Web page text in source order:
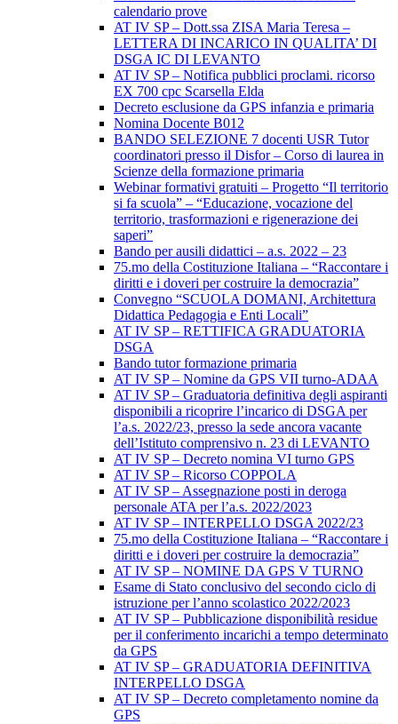
calendario prove
AT IV SP – Dott.ssa ZISA Maria Teresa –
LETTERA DI INCARICO IN QUALITA’ DI
DSGA IC DI LEVANTO
AT IV SP – Notifica pubblici proclami. ricorso
EX 700 cpc Scarsella Elda
Decreto esclusione da GPS infanzia e primaria
Nomina Docente B012
BANDO SELEZIONE 7 docenti USR Tutor
coordinatori presso il Disfor – Corso di laurea in
Scienze della formazione primaria
Webinar formativi gratuiti – Progetto “Il territorio
si fa scuola” – “Educazione, vocazione del
territorio, trasformazioni e rigenerazione dei
saperi”
Bando per ausili didattici – a.s. 2022 – 23
75.mo della Costituzione Italiana – “Raccontare i
diritti e i doveri per costruire la democrazia”
Convegno “SCUOLA DOMANI, Architettura
Didattica Pedagogia e Enti Locali”
AT IV SP – RETTIFICA GRADUATORIA
DSGA
Bando tutor formazione primaria
AT IV SP – Nomine da GPS VII turno-ADAA
AT IV SP – Graduatoria definitiva degli aspiranti
disponibili a ricoprire l’incarico di DSGA per
l’a.s. 2022/23, presso la sede ancora vacante
dell’Istituto comprensivo n. 23 di LEVANTO
AT IV SP – Decreto nomina VI turno GPS
AT IV SP – Ricorso COPPOLA
AT IV SP – Assegnazione posti in deroga
personale ATA per l’a.s. 2022/2023
AT IV SP – INTERPELLO DSGA 2022/23
75.mo della Costituzione Italiana – “Raccontare i
diritti e i doveri per costruire la democrazia”
AT IV SP – NOMINE DA GPS V TURNO
Esame di Stato conclusivo del secondo ciclo di
istruzione per l’anno scolastico 2022/2023
AT IV SP – Pubblicazione disponibilità residue
per il conferimento incarichi a tempo determinato
da GPS
AT IV SP – GRADUATORIA DEFINITIVA
INTERPELLO DSGA
AT IV SP – Decreto completamento nomine da
GPS